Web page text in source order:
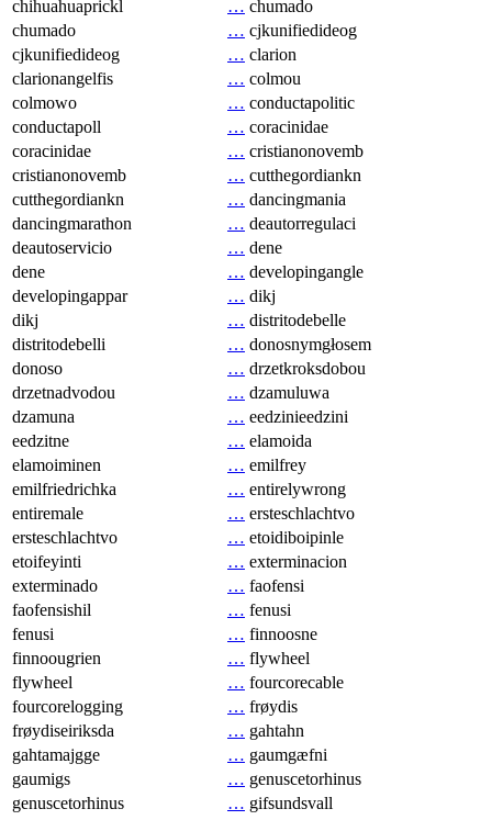
chihuahuaprickl
… chumado
chumado
… cjkunifiedideog
cjkunifiedideog
… clarion
clarionangelfis
… colmou
colmowo
… conductapolitic
conductapoll
… coracinidae
coracinidae
… cristianonovemb
cristianonovemb
… cutthegordiankn
cutthegordiankn
… dancingmania
dancingmarathon
… deautorregulaci
deautoservicio
… dene
dene
… developingangle
developingappar
… dikj
dikj
… distritodebelle
distritodebelli
… donosnymgłosem
donoso
… drzetkroksdobou
drzetnadvodou
… dzamuluwa
dzamuna
… eedzinieedzini
eedzitne
… elamoida
elamoiminen
… emilfrey
emilfriedrichka
… entirelywrong
entiremale
… ersteschlachtvo
ersteschlachtvo
… etoidiboipinle
etoifeyinti
… exterminacion
exterminado
… faofensi
faofensishil
… fenusi
fenusi
… finnoosne
finnoougrien
… flywheel
flywheel
… fourcorecable
fourcorelogging
… frøydis
frøydiseiriksda
… gahtahn
gahtamajgge
… gaumgæfni
gaumigs
… genuscetorhinus
genuscetorhinus
… gifsundsvall